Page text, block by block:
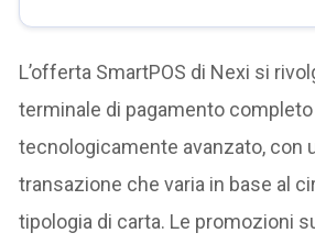
L’offerta SmartPOS di Nexi si
terminale di pagamento completo
tecnologicamente avanzato, con
transazione che varia in base al
tipologia di carta. Le promozioni